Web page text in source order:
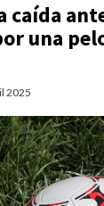
caída
una
2025